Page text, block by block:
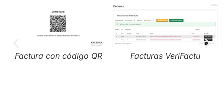
Factura con código QR Facturas VeriFactu